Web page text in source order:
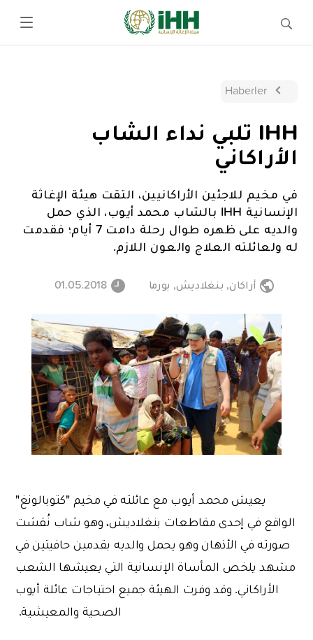
Haberler
IHH تلبي نداء الشاب
الأراكاني
في مخيم للاجئين الأراكانيين، التقت هيئة الإغاثة
الإنسانية IHH بالشاب محمد أيوب، الذي حمل
والديه على ظهره طوال رحلة دامت 7 أيام؛ فقدمت
له ولعائلته العلاج والعون اللازم.
أراكان, بنغلاديش, بورما 01.05.2018
يعيش محمد أيوب مع عائلته في مخيم "كتوبالونغ"
الواقع في إحدى مقاطعات بنغلاديش، وهو شاب نُقشت
صورته في الأذهان وهو يحمل والديه بقدمين حافيتين في
مشهد يلخص المأساة الإنسانية التي يعيشها الشعب
الأراكاني. وقد وفرت الهيئة جميع احتياجات عائلة أيوب
الصحية والمعيشية.